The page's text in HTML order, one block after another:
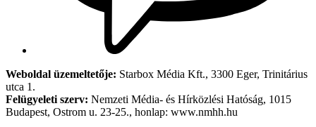
Weboldal üzemeltetője: Starbox Média Kft., 3300 Eger, Trinitárius
utca 1.
Felügyeleti szerv: Nemzeti Média- és Hírközlési Hatóság, 1015
Budapest, Ostrom u. 23-25., honlap: www.nmhh.hu